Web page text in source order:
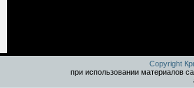
Copyright
при использовании материалов